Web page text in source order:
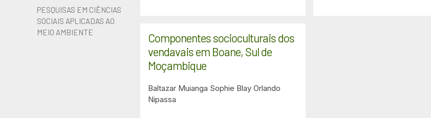
PESQUISAS EM CIÊNCIAS
SOCIAIS APLICADAS AO
MEIO AMBIENTE
Componentes socioculturais dos
vendavais em Boane, Sul de
Moçambique
Baltazar Muianga Sophie Blay Orlando
Nipassa